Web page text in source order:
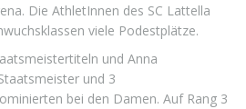
Die AthletInnen des SC Lattella
viele Podestplätze.
und Anna
und 3
bei den Damen. Auf Rang 3